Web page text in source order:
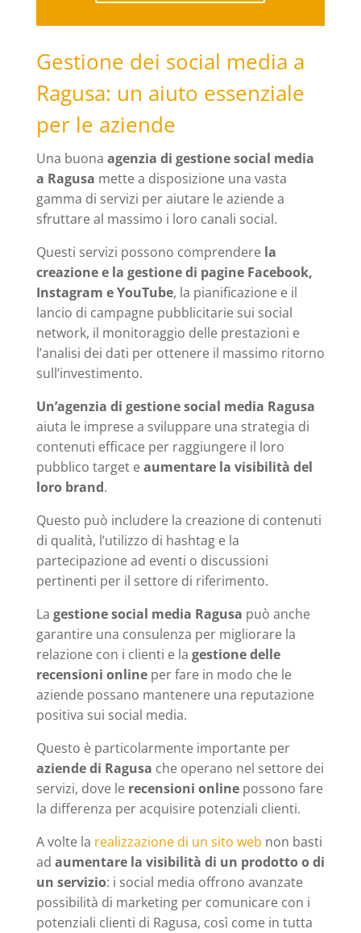
Gestione dei social media a
Ragusa: un aiuto essenziale
per le aziende
Una buona agenzia di gestione social media
a Ragusa mette a disposizione una vasta
gamma di servizi per aiutare le aziende a
sfruttare al massimo i loro canali social.
Questi servizi possono comprendere la
creazione e la gestione di pagine Facebook,
Instagram e YouTube, la pianificazione e il
lancio di campagne pubblicitarie sui social
network, il monitoraggio delle prestazioni e
l’analisi dei dati per ottenere il massimo ritorno
sull’investimento.
Un’agenzia di gestione social media Ragusa
aiuta le imprese a sviluppare una strategia di
contenuti efficace per raggiungere il loro
pubblico target eaumentare la visibilità del
loro brand.
Questo può includere la creazione di contenuti
di qualità, l’utilizzo di hashtag e la
partecipazione ad eventi o discussioni
pertinenti per il settore di riferimento.
La gestione social media Ragusa può anche
garantire una consulenza per migliorare la
relazione con i clienti e la gestione delle
recensioni onlineper fare in modo che le
aziende possano mantenere una reputazione
positiva sui social media.
Questo è particolarmente importante per
aziende di Ragusa che operano nel settore dei
servizi, dove le recensioni onlinepossono fare
la differenza per acquisire potenziali clienti.
A volte la realizzazione di un sito web non basti
ad aumentare la visibilità di un prodotto o di
un servizio: i social media offrono avanzate
possibilità di marketing per comunicare con i
potenziali clienti di Ragusa, così come in tutta